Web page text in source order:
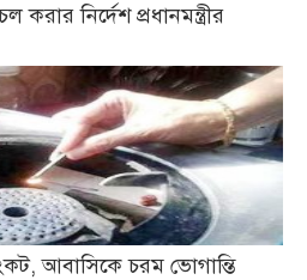
নির্দেশ প্রধানমন্ত্রীর
আবাসিকে চরম ভোগান্তি